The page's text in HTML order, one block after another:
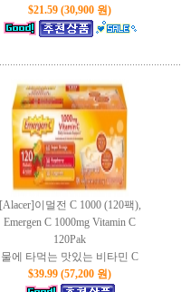
$21.59 (30,900 원)
[Alacer]이멀전 C 1000 (120팩),
Emergen C 1000mg Vitamin C
120Pak
물에 타먹는 맛있는 비타민 C
$39.99 (57,200 원)